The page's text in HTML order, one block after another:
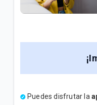
¿Cómo bloquear
VER MÁS
Puedes disfrutar la